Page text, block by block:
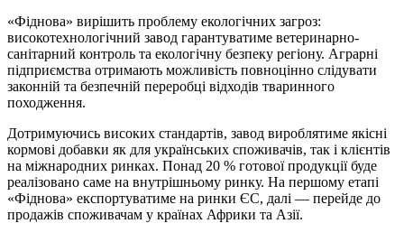
«Фіднова» вирішить проблему екологічних загроз:
високотехнологічний завод гарантуватиме ветеринарно-
санітарний контроль та екологічну безпеку регіону. Аграрні
підприємства отримають можливість повноцінно слідувати
законній та безпечній переробці відходів тваринного
походження.
Дотримуючись високих стандартів, завод вироблятиме якісні
кормові добавки як для українських споживачів, так і клієнтів
на міжнародних ринках. Понад 20 % готової продукції буде
реалізовано саме на внутрішньому ринку. На першому етапі
«Фіднова» експортуватиме на ринки ЄС, далі — перейде до
продажів споживачам у країнах Африки та Азії.